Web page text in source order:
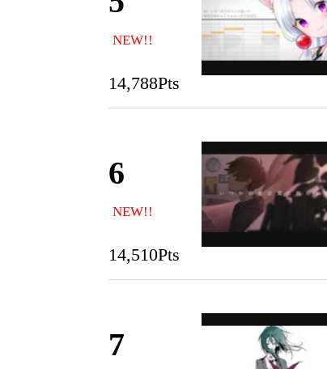
NEW!!
14,788Pts
6
NEW!!
14,510Pts
7